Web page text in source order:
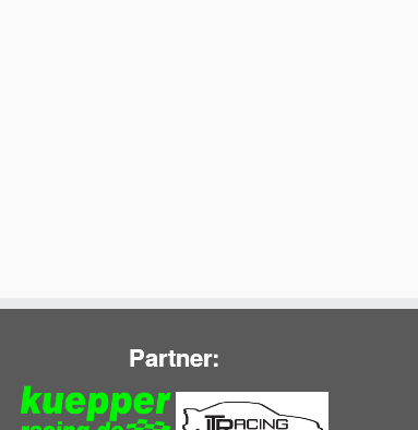
Partner: